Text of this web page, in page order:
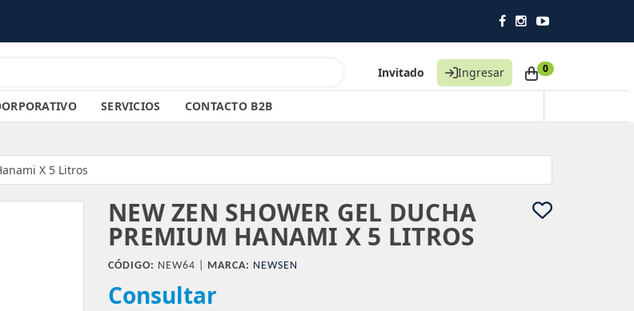
Invitado Ingresar 0
SERVICIOS CONTACTO B2B
X 5 Litros
NEW ZEN SHOWER GEL DUCHA
PREMIUM HANAMI X 5 LITROS
CÓDIGO: NEW64 | MARCA: NEWSEN
Consultar